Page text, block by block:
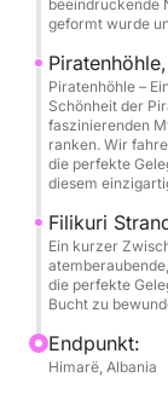
Einer der
Bootsfahrt zu
und der
natürlichen
Atmosphäre
Perspektive
und
Bringen Sie
lassen Sie
Sie einen
beeindruckende
geformt wurde
Piratenhöhle,
Piratenhöhle –
Schönheit der
faszinierenden
ranken. Wir
die perfekte
diesem
Filikuri
Ein kurzer
die perfekte
Bucht zu
Endpunkt:
Himarë, Albania